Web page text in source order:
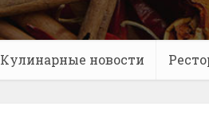
Кулинарные новости